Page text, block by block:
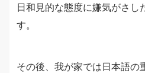
日和見的な態度に嫌気がさし
す。
その後、我が家では日本語の